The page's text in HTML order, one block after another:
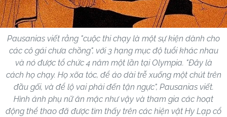
Pausanias viết rằng "cuộc thi chạy là một sự kiện dành cho
các cô gái chưa chồng", với 3 hạng mục độ tuổi khác nhau
và nó được tổ chức 4 năm một lần tại Olympia. "Đây là
cách họ chạy. Họ xõa tóc, để áo dài trễ xuống một chút trên
đầu gối, và để lộ vai phải đến tận ngực", Pausanias viết.
Hình ảnh phụ nữ ăn mặc như vậy và tham gia các hoạt
động thể thao đã được tìm thấy trên các hiện vật Hy Lạp cổ